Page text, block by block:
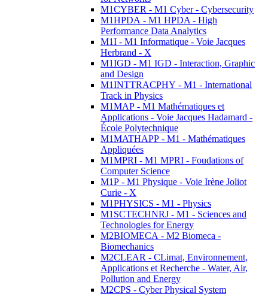
M1CYBER - M1 Cyber - Cybersecurity
M1HPDA - M1 HPDA - High
Performance Data Analytics
M1I - M1 Informatique - Voie Jacques
Herbrand - X
M1IGD - M1 IGD - Interaction, Graphic
and Design
M1INTTRACPHY - M1 - International
Track in Physics
M1MAP - M1 Mathématiques et
Applications - Voie Jacques Hadamard -
École Polytechnique
M1MATHAPP - M1 - Mathématiques
Appliquées
M1MPRI - M1 MPRI - Foudations of
Computer Science
M1P - M1 Physique - Voie Irène Joliot
Curie - X
M1PHYSICS - M1 - Physics
M1SCTECHNRJ - M1 - Sciences and
Technologies for Energy
M2BIOMECA - M2 Biomeca -
Biomechanics
M2CLEAR - CLimat, Environnement,
Applications et Recherche - Water, Air,
Pollution and Energy
M2CPS - Cyber Physical System